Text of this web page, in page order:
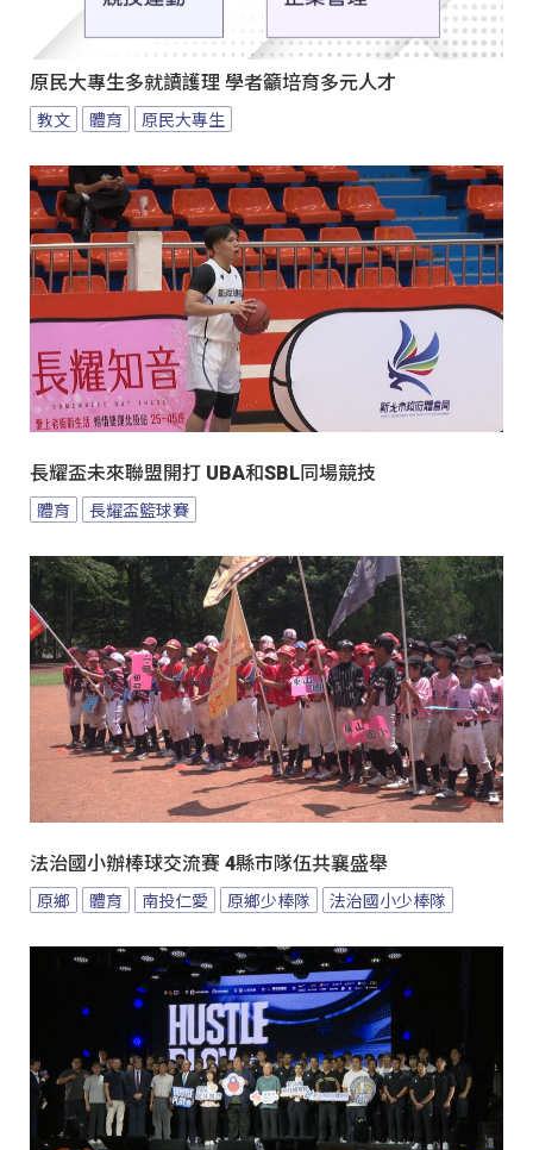
原民大專生多就讀護理 學者籲培育多元人才
教文 體育 原民大專生
長耀盃未來聯盟開打 UBA和SBL同場競技
體育 長耀盃籃球賽
法治國小辦棒球交流賽 4縣市隊伍共襄盛舉
原鄉 體育 南投仁愛 原鄉少棒隊 法治國小少棒隊